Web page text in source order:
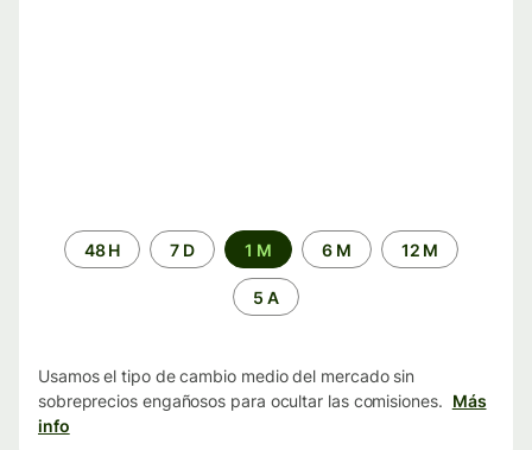
Periodo48 H 7 D 1 M 6 M 12 M
5 A
Usamos el tipo de cambio medio del mercado sin
sobreprecios engañosos para ocultar las comisiones. Más
info